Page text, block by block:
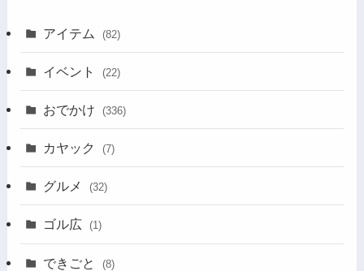
アイテム (82)
イベント (22)
おでかけ (336)
カヤック (7)
グルメ (32)
ゴル広 (1)
できごと (8)